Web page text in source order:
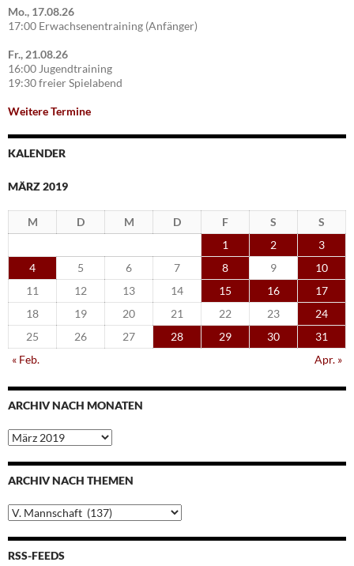
Mo., 17.08.26
17:00 Erwachsenentraining (Anfänger)
Fr., 21.08.26
16:00 Jugendtraining
19:30 freier Spielabend
Weitere Termine
KALENDER
MÄRZ 2019
M D M D F S
S
1
2
3
4
5 6 7 8 9
10
11
12 13 14 15 16
17
18
19 20 21 22 23
24
25
26 27 28 29 30
31
« Feb.
Apr. »
ARCHIV NACH MONATEN
Archiv
nach
Monaten
ARCHIV NACH THEMEN
Archiv
nach
Themen
RSS-FEEDS